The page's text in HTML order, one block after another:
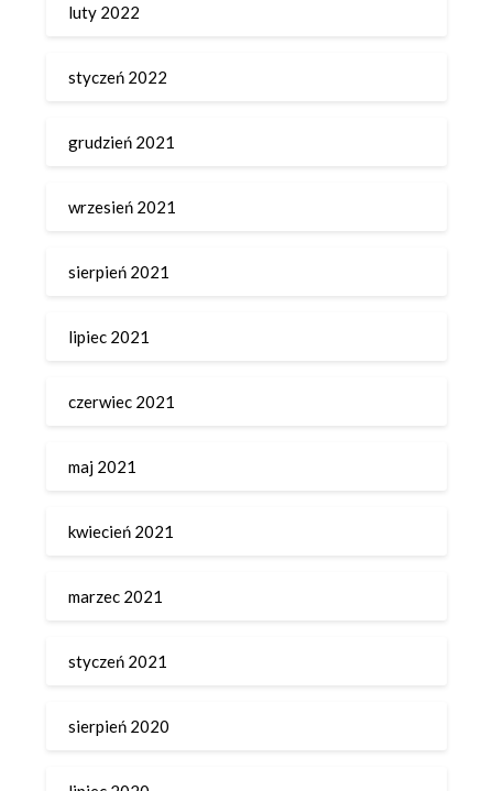
luty 2022
styczeń 2022
grudzień 2021
wrzesień 2021
sierpień 2021
lipiec 2021
czerwiec 2021
maj 2021
kwiecień 2021
marzec 2021
styczeń 2021
sierpień 2020